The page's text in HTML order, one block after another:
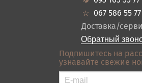
Ванная
Акции
Кредит
Оплата и
Отзывы
Контакты
Карта сайта
Условия покупки
067 586 55 77
Доставка/
Обратный
Подпишитесь на
узнавайте свежие